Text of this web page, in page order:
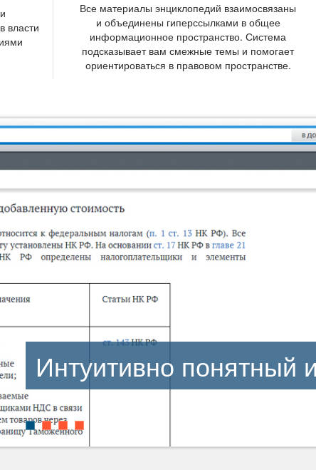
власти
се материалы энциклопедий взаимосвязаны
и объединены гиперссылками в общее
информационное пространство. Система
подсказывает вам смежные темы и помогает
ориентироваться в правовом пространстве.
Интуитивно понятный